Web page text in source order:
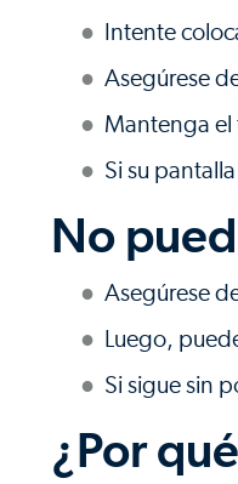
Intente
Asegúrese
Mantenga el
Si su
No
Asegúrese
Luego,
Si sigue sin
¿Por